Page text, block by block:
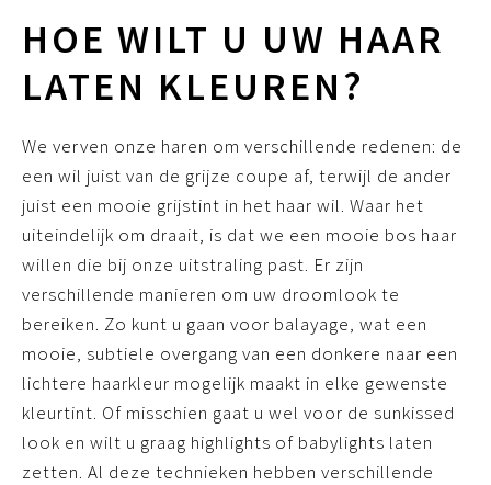
HOE WILT U UW HAAR
LATEN KLEUREN?
We verven onze haren om verschillende redenen: de
een wil juist van de grijze coupe af, terwijl de ander
juist een mooie grijstint in het haar wil. Waar het
uiteindelijk om draait, is dat we een mooie bos haar
willen die bij onze uitstraling past. Er zijn
verschillende manieren om uw droomlook te
bereiken. Zo kunt u gaan voor balayage, wat een
mooie, subtiele overgang van een donkere naar een
lichtere haarkleur mogelijk maakt in elke gewenste
kleurtint. Of misschien gaat u wel voor de sunkissed
look en wilt u graag highlights of babylights laten
zetten. Al deze technieken hebben verschillende